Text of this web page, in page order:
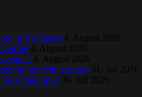
in Bischberg 4. August 2026
4. August 2026
4. August 2026
in die Schlussphase 31. Juli 2026
achten Spiel
30. Juli 2026